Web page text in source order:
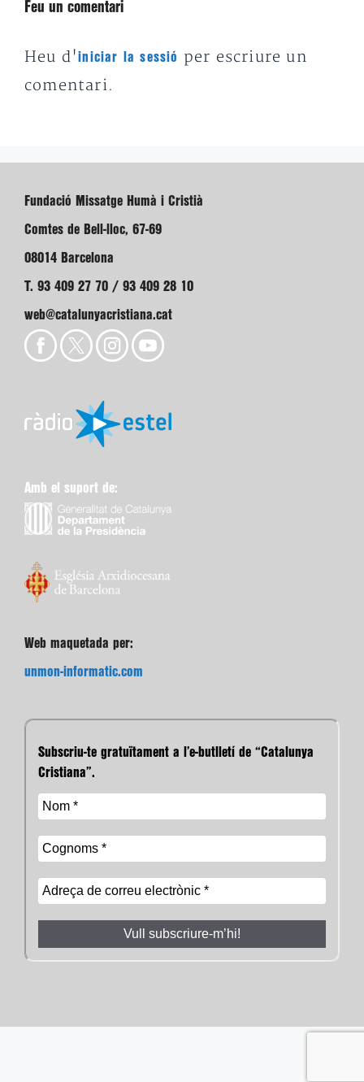
Feu un comentari
Heu d'iniciar la sessió
per escriure un
comentari.
Fundació Missatge Humà i Cristià
Comtes de Bell-lloc, 67-69
08014 Barcelona
T. 93 409 27 70 / 93 409 28 10
web@catalunyacristiana.cat
Amb el suport de:
Web maquetada per:
unmon-informatic.com
Subscriu-te gratuïtament a l’e-butlletí de “Catalunya
Cristiana”.